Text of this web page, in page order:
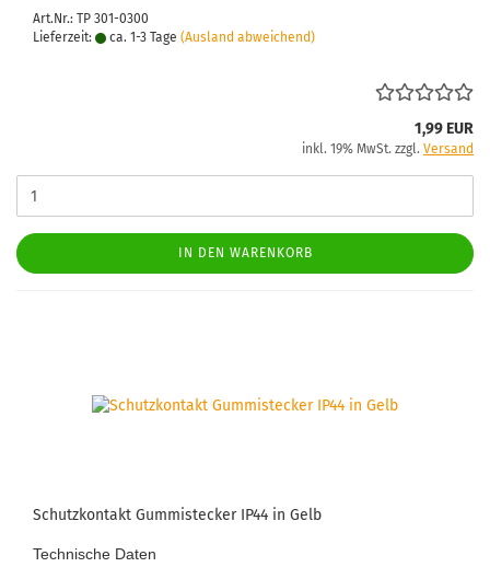
Art.Nr.: TP 301-0300
Lieferzeit:
ca. 1-3 Tage (Ausland abweichend)
1,99 EUR
inkl. 19% MwSt. zzgl. Versand
IN DEN WARENKORB
Schutz­kon­takt Gum­mi­ste­cker IP44 in Gelb
Tech­ni­sche Daten